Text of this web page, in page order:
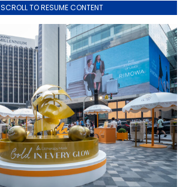
SCROLL TO RESUME CONTENT